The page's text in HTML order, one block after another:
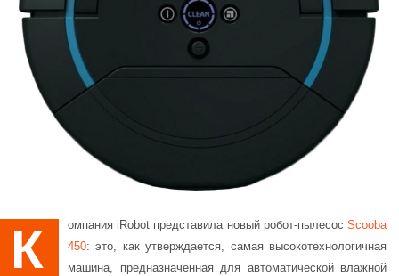
Компания iRobot представила новый робот-пылесос Scooba
450: это, как утверждается, самая высокотехнологичная
машина, предназначенная для автоматической влажной